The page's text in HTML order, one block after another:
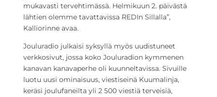
mukavasti tervehtimässä. Helmikuun 2. päivästä
lähtien olemme tavattavissa REDIn Sillalla”,
Kalliorinne avaa.
Jouluradio julkaisi syksyllä myös uudistuneet
verkkosivut, jossa koko Jouluradion kymmenen
kanavan kanavaperhe oli kuunneltavissa. Sivuille
luotu uusi ominaisuus, viestiseinä Kuumalinja,
keräsi joulufaneilta yli 2 500 viestiä terveisiä,